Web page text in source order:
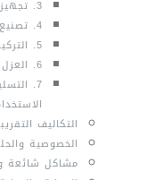
3. تجهيز الأساسات والقواعد
4. تصنيع وتجهيز القطع
5. التركيب الموقعي
6. العزل والاختبار
7.
التكاليف
الخصوصية
مشاكل شائعة